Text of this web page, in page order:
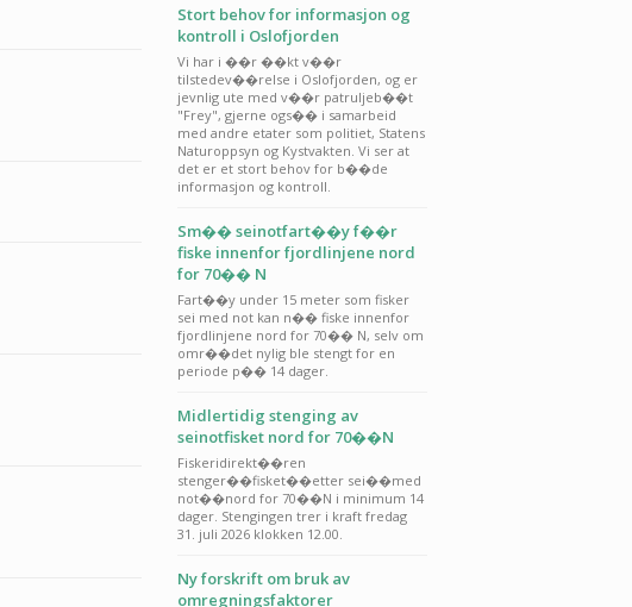
Stort behov for informasjon og
kontroll i Oslofjorden
Vi har i ��r ��kt v��r
tilstedev��relse i Oslofjorden, og er
jevnlig ute med v��r patruljeb��t
"Frey", gjerne ogs�� i samarbeid
med andre etater som politiet, Statens
Naturoppsyn og Kystvakten. Vi ser at
det er et stort behov for b��de
informasjon og kontroll.
Sm�� seinotfart��y f��r
fiske innenfor fjordlinjene nord
for 70�� N
Fart��y under 15 meter som fisker
sei med not kan n�� fiske innenfor
fjordlinjene nord for 70�� N, selv om
omr��det nylig ble stengt for en
periode p�� 14 dager.
Midlertidig stenging av
seinotfisket nord for 70��N
Fiskeridirekt��ren
stenger��fisket��etter sei��med
not��nord for 70��N i minimum 14
dager. Stengingen trer i kraft fredag
31. juli 2026 klokken 12.00.
Ny forskrift om bruk av
omregningsfaktorer